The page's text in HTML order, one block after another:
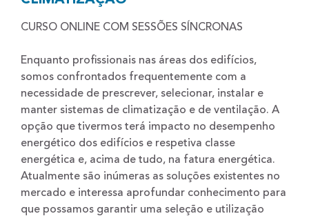
CURSO ONLINE COM SESSÕES SÍNCRONAS
Enquanto profissionais nas áreas dos edifícios,
somos confrontados frequentemente com a
necessidade de prescrever, selecionar, instalar e
manter sistemas de climatização e de ventilação. A
opção que tivermos terá impacto no desempenho
energético dos edifícios e respetiva classe
energética e, acima de tudo, na fatura energética.
Atualmente são inúmeras as soluções existentes no
mercado e interessa aprofundar conhecimento para
que possamos garantir uma seleção e utilização